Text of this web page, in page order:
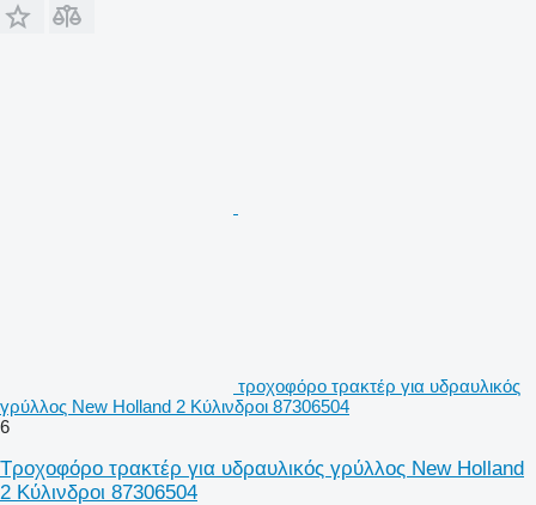
τροχοφόρο τρακτέρ για υδραυλικός
γρύλλος New Holland 2 Κύλινδροι 87306504
6
Τροχοφόρο τρακτέρ για υδραυλικός γρύλλος New Holland
2 Κύλινδροι 87306504